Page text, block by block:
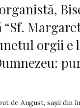
orgii e
de August, sașii din